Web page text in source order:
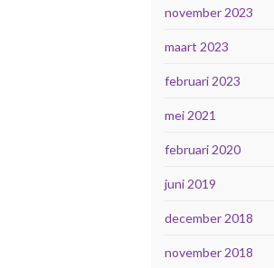
november 2023
maart 2023
februari 2023
mei 2021
februari 2020
juni 2019
december 2018
november 2018